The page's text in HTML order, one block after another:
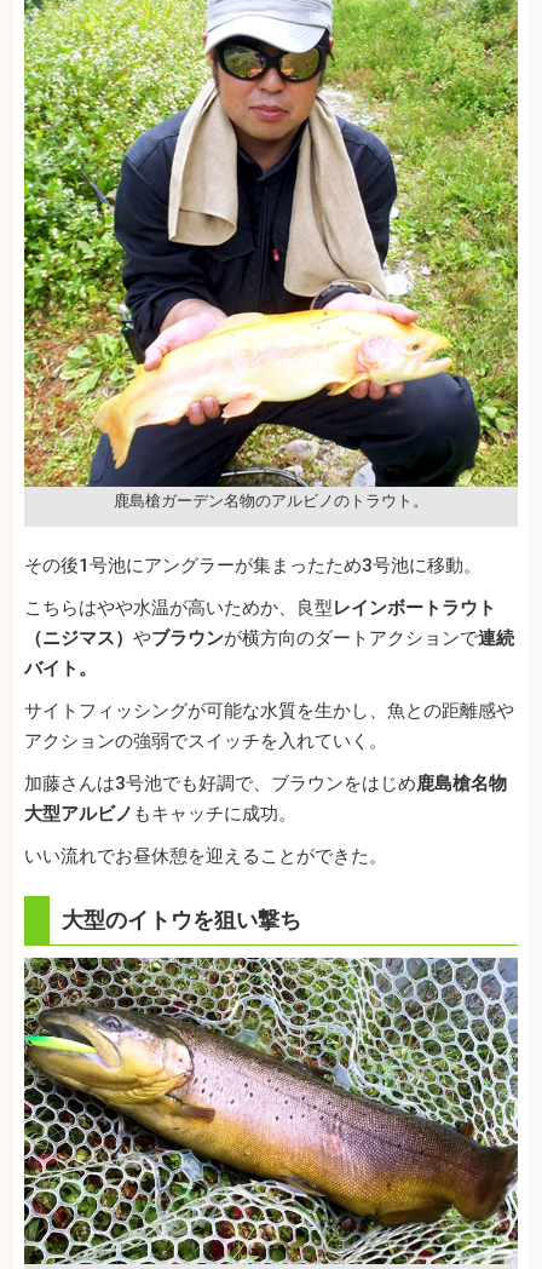
鹿島槍ガーデン名物のアルビノのトラウト。
その後1号池にアングラーが集まったため3号池に移動。
こちらはやや水温が高いためか、良型レインボートラウト
（ニジマス） やブラウンが横方向のダートアクションで連続
バイト。
サイトフィッシングが可能な水質を生かし、魚との距離感や
アクションの強弱でスイッチを入れていく。
加藤さんは3号池でも好調で、ブラウンをはじめ鹿島槍名物
大型アルビノ もキャッチに成功。
いい流れでお昼休憩を迎えることができた。
大型のイトウを狙い撃ち